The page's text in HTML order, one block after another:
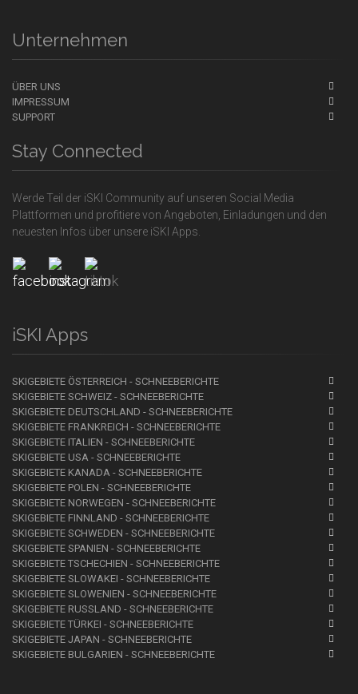
Unternehmen
ÜBER UNS
IMPRESSUM
SUPPORT
Stay Connected
Werde Teil der iSKI Community auf unseren Social Media
Plattformen und profitiere von Angeboten, Einladungen und den
neuesten Infos über unsere iSKI Apps.
iSKI Apps
SKIGEBIETE ÖSTERREICH - SCHNEEBERICHTE
SKIGEBIETE SCHWEIZ - SCHNEEBERICHTE
SKIGEBIETE DEUTSCHLAND - SCHNEEBERICHTE
SKIGEBIETE FRANKREICH - SCHNEEBERICHTE
SKIGEBIETE ITALIEN - SCHNEEBERICHTE
SKIGEBIETE USA - SCHNEEBERICHTE
SKIGEBIETE KANADA - SCHNEEBERICHTE
SKIGEBIETE POLEN - SCHNEEBERICHTE
SKIGEBIETE NORWEGEN - SCHNEEBERICHTE
SKIGEBIETE FINNLAND - SCHNEEBERICHTE
SKIGEBIETE SCHWEDEN - SCHNEEBERICHTE
SKIGEBIETE SPANIEN - SCHNEEBERICHTE
SKIGEBIETE TSCHECHIEN - SCHNEEBERICHTE
SKIGEBIETE SLOWAKEI - SCHNEEBERICHTE
SKIGEBIETE SLOWENIEN - SCHNEEBERICHTE
SKIGEBIETE RUSSLAND - SCHNEEBERICHTE
SKIGEBIETE TÜRKEI - SCHNEEBERICHTE
SKIGEBIETE JAPAN - SCHNEEBERICHTE
SKIGEBIETE BULGARIEN - SCHNEEBERICHTE